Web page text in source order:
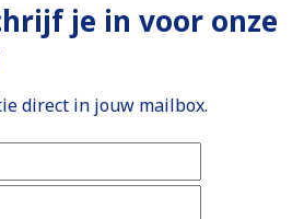
je in voor onze
direct in jouw mailbox.